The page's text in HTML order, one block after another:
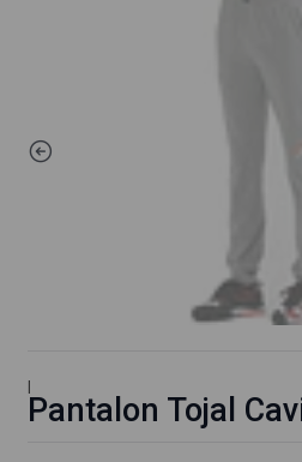
|
Pantalon Tojal